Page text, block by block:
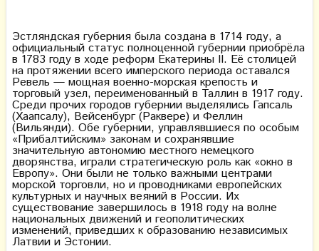
Эстляндская губерния была создана в 1714 году, а
официальный статус полноценной губернии приобрёла
в 1783 году в ходе реформ Екатерины II. Её столицей
на протяжении всего имперского периода оставался
Ревель — мощная военно-морская крепость и
торговый узел, переименованный в Таллин в 1917 году.
Среди прочих городов губернии выделялись Гапсаль
(Хаапсалу), Вейсенбург (Раквере) и Феллин
(Вильянди). Обе губернии, управлявшиеся по особым
«Прибалтийским» законам и сохранявшие
значительную автономию местного немецкого
дворянства, играли стратегическую роль как «окно в
Европу». Они были не только важными центрами
морской торговли, но и проводниками европейских
культурных и научных веяний в России. Их
существование завершилось в 1918 году на волне
национальных движений и геополитических
изменений, приведших к образованию независимых
Латвии и Эстонии.